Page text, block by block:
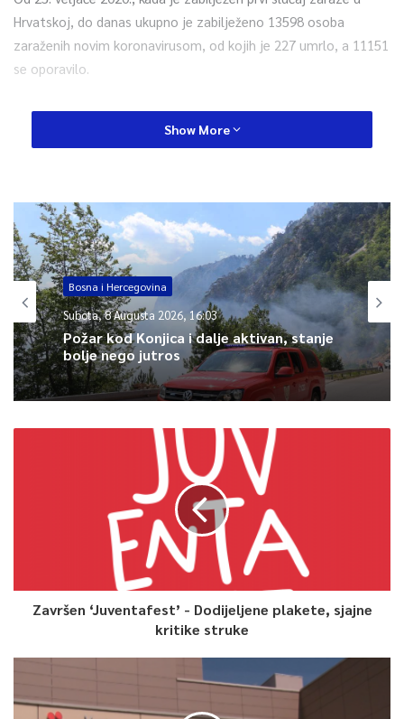
Hrvatskoj, do danas ukupno je zabilježeno 13598 osoba
zaraženih novim koronavirusom, od kojih je 227 umrlo, a 11151
se oporavilo.
U samoizolaciji je trenutno 8217 osoba. Do danas je ukupno
testirano 225 014 osoba, od toga 3180 u posljednja 24 sata,
0
Article Rating
Show More
Bosna i Hercegovina
Subota, 8 Augusta 2026, 16:03
Požar kod Konjica i dalje aktivan, stanje
bolje nego jutros
Završen ‘Juventafest’ - Dodijeljene plakete, sjajne
kritike struke